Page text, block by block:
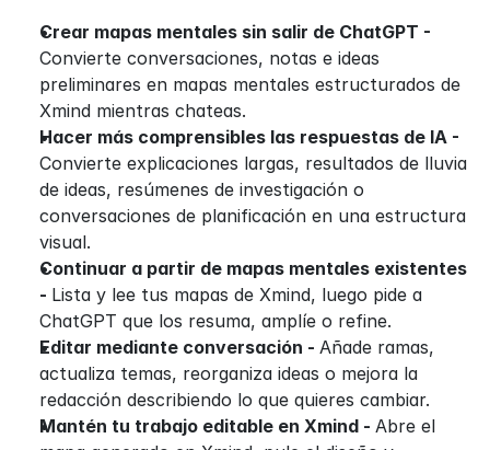
Convierte conversaciones, notas e ideas
preliminares en mapas mentales estructurados de
Xmind mientras chateas.
Convierte explicaciones largas, resultados de lluvia
de ideas, resúmenes de investigación o
conversaciones de planificación en una estructura
visual.
Continuar a partir de mapas mentales existentes
- Lista y lee tus mapas de Xmind, luego pide a
ChatGPT que los resuma, amplíe o refine.
Editar mediante conversación - Añade ramas,
actualiza temas, reorganiza ideas o mejora la
redacción describiendo lo que quieres cambiar.
Mantén tu trabajo editable en Xmind - Abre el